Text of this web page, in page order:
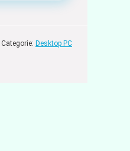
Categorie: Desktop PC